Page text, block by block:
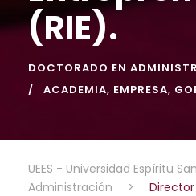
(RIE).
DOCTORADO EN
ACADEMIA, EMPRESA,
UEES - Universidad Espíritu
Administración
>